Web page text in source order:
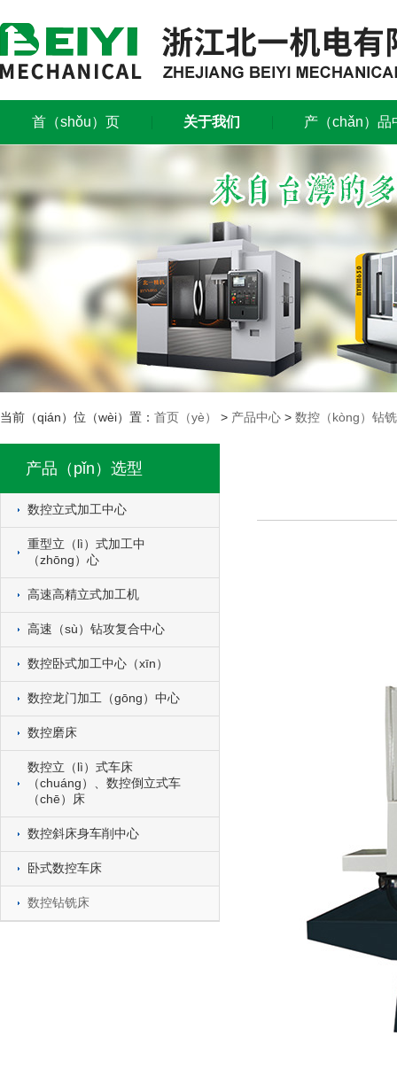
首（shǒu）页 关于我们 产（chǎn）品
当前（qián）位（wèi）置： 首页（yè） > 产品中心 > 数控（kòng）钻
产品（pǐn）选型
数控立式加工中心
重型立（lì）式加工中
（zhōng）心
高速高精立式加工机
高速（sù）钻攻复合中心
数控卧式加工中心（xīn）
数控龙门加工（gōng）中心
数控磨床
数控立（lì）式车床
（chuáng）、数控倒立式车
（chē）床
数控斜床身车削中心
卧式数控车床
数控钻铣床